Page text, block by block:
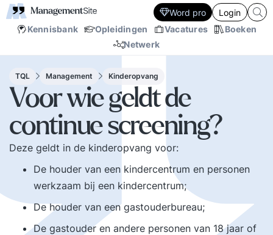
Kennisbank Opleidingen Vacatures
Boeken
Netwerk
Word pro Login
TQL Management Kinderopvang
Voor wie geldt de
continue screening?
Deze geldt in de kinderopvang voor:
De houder van een kindercentrum en personen
werkzaam bij een kindercentrum;
De houder van een gastouderbureau;
De gastouder en andere personen van 18 jaar of